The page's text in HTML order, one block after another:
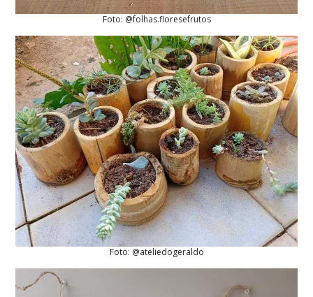
Foto: @folhas.floresefrutos
Foto: @ateliedogeraldo